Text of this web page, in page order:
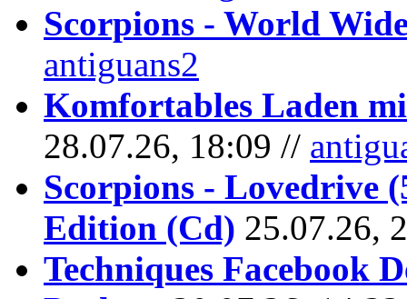
Scorpions - World
antiguans2
Komfortables Laden
28.07.26, 18:09 //
Scorpions - Lovedrive
Edition (Cd) 25.07.26,
Techniques Facebook